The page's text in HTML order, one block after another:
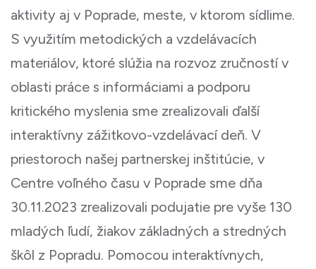
aktivity aj v Poprade, meste, v ktorom sídlime.
S využitím metodických a vzdelávacích
materiálov, ktoré slúžia na rozvoz zručností v
oblasti práce s informáciami a podporu
kritického myslenia sme zrealizovali ďalší
interaktívny zážitkovo-vzdelávací deň. V
priestoroch našej partnerskej inštitúcie, v
Centre voľného času v Poprade sme dňa
30.11.2023 zrealizovali podujatie pre vyše 130
mladých ľudí, žiakov základných a stredných
škôl z Popradu. Pomocou interaktívnych,